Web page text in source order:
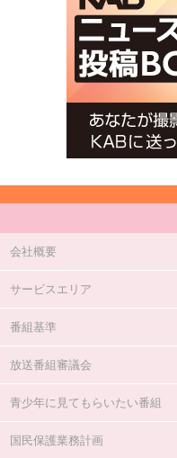
会社概要
サービスエリア
番組基準
放送番組審議会
青少年に見てもらいたい番組
国民保護業務計画